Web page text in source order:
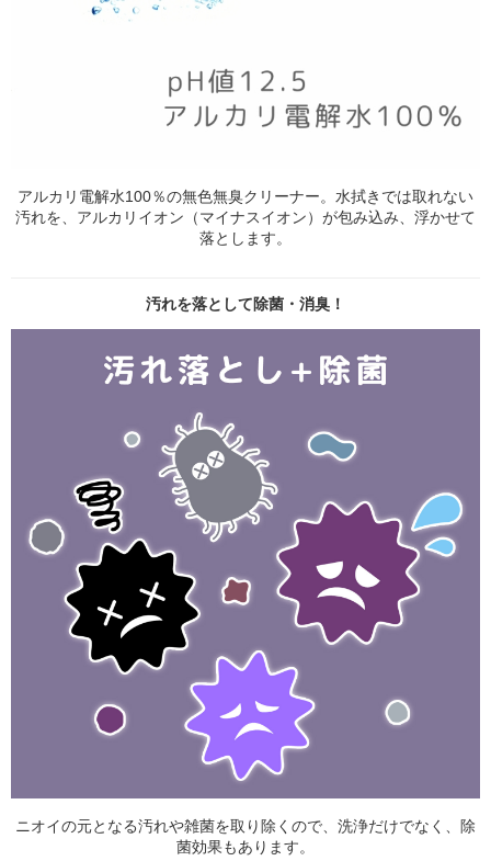
アルカリ電解水100％の無色無臭クリーナー。水拭きでは取れない
汚れを、アルカリイオン（マイナスイオン）が包み込み、浮かせて
落とします。
汚れを落として除菌・消臭！
ニオイの元となる汚れや雑菌を取り除くので、洗浄だけでなく、除
菌効果もあります。